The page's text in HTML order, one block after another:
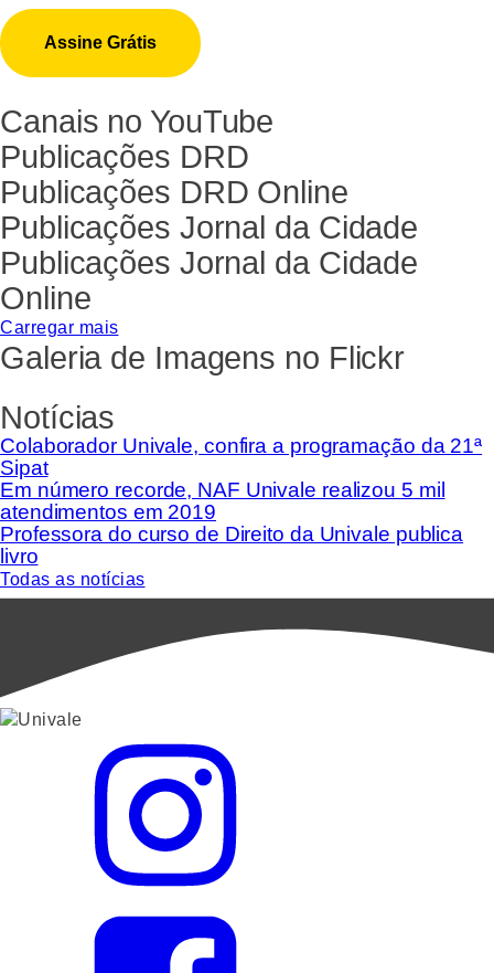
Canais no YouTube
Publicações DRD
Publicações DRD Online
Publicações Jornal da Cidade
Publicações Jornal da Cidade
Online
Carregar mais
Galeria de Imagens no Flickr
Notícias
Colaborador Univale, confira a programação da 21ª
Sipat
Em número recorde, NAF Univale realizou 5 mil
atendimentos em 2019
Professora do curso de Direito da Univale publica
livro
Todas as notícias